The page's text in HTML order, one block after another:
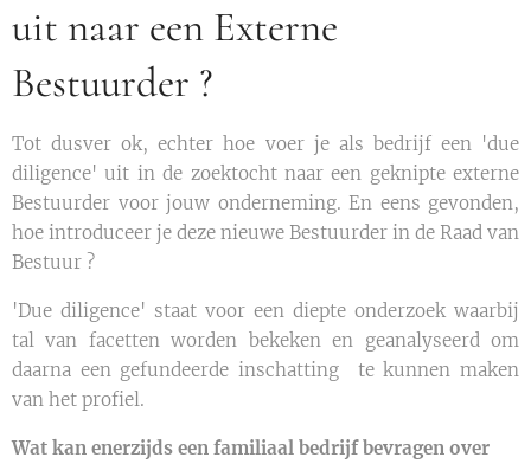
uit naar een Externe
Bestuurder ?
Tot dusver ok, echter hoe voer je als bedrijf een 'due
diligence' uit in de zoektocht naar een geknipte externe
Bestuurder voor jouw onderneming. En eens gevonden,
hoe introduceer je deze nieuwe Bestuurder in de Raad van
Bestuur ?
'Due diligence' staat voor een diepte onderzoek waarbij
tal van facetten worden bekeken en geanalyseerd om
daarna een gefundeerde inschatting te kunnen maken
van het profiel.
Wat kan enerzijds een familiaal bedrijf bevragen over